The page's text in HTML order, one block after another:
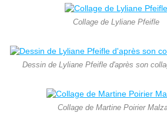
Collage de Lyliane Pfeifle
Dessin de Lyliane Pfeifle d'après son
Collage de Martine Poirier